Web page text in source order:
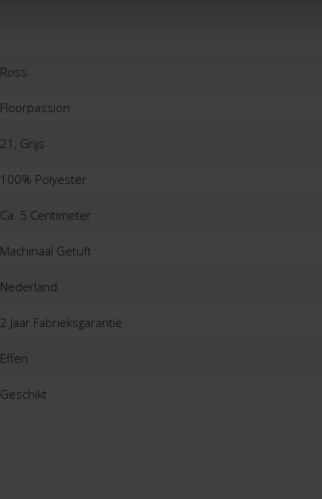
Ross
Floorpassion
21, Grijs
100% Polyester
Ca. 5 Centimeter
Machinaal Getuft
Nederland
2 Jaar Fabrieksgarantie
Effen
Geschikt